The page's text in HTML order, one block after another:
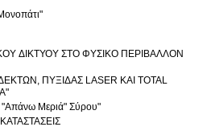
ΔΙΚΤΥΟΥ ΣΤΟ ΦΥΣΙΚΟ ΠΕΡΙΒΑΛΛΟΝ
ΠΥΞΙΔΑΣ LASER ΚΑΙ TOTAL
"Απάνω Μεριά" Σύρου"